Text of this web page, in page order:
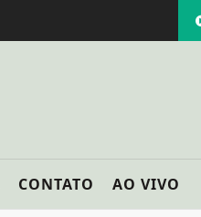
CONTATO AO VIVO